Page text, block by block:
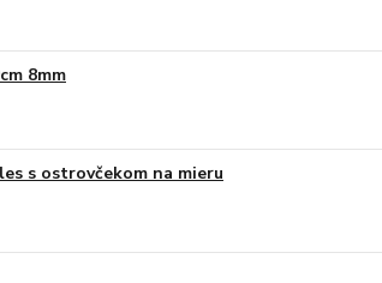
8mm
s ostrovčekom na mieru